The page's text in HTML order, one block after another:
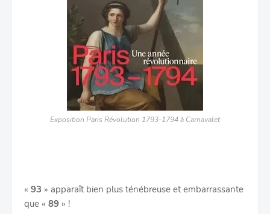
Exposition Paris Révolution 1793-1794 à Carnavalet
« 93 » apparaît bien plus ténébreuse et embarrassante
que « 89 » !